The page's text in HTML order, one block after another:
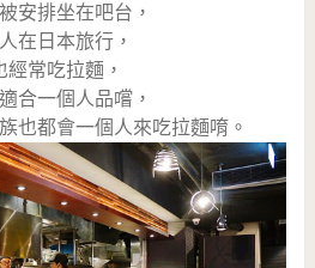
安排坐在吧台，
在日本旅行，
經常吃拉麵，
合一個人品嚐，
也都會一個人來吃拉麵唷。